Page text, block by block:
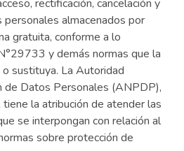
rectificación, cancelación y
almacenados por
gratuita, conforme a lo
y demás normas que la
sustituya. La Autoridad
de Datos Personales (ANPDP),
la atribución de atender las
se interpongan con relación al
sobre protección de